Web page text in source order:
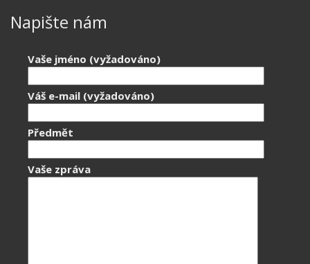
Napište nám
Vaše jméno (vyžadováno)
Váš e-mail (vyžadováno)
Předmět
Vaše zpráva